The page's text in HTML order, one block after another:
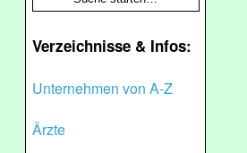
Verzeichnisse & Infos:
Unternehmen von A-Z
Ärzte